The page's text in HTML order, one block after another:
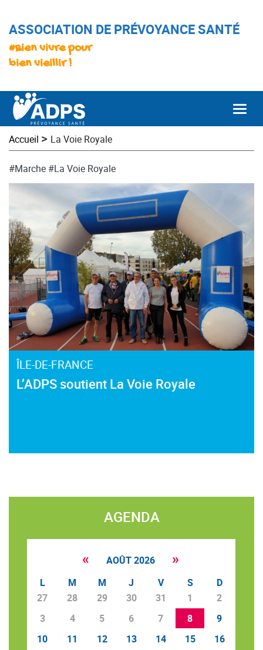
ASSOCIATION DE PRÉVOYANCE SANTÉ
#Bien vivre pour
bien vieillir !
Accueil > La Voie Royale
#Marche #La Voie Royale
ÎLE-DE-FRANCE
L’ADPS soutient La Voie Royale
AGENDA
« AOÛT 2026 »
L M M J V S
D
27
28 29 30 31 1
2
3
4 5 6 7 8
9
10
11 12 13 14 15
16